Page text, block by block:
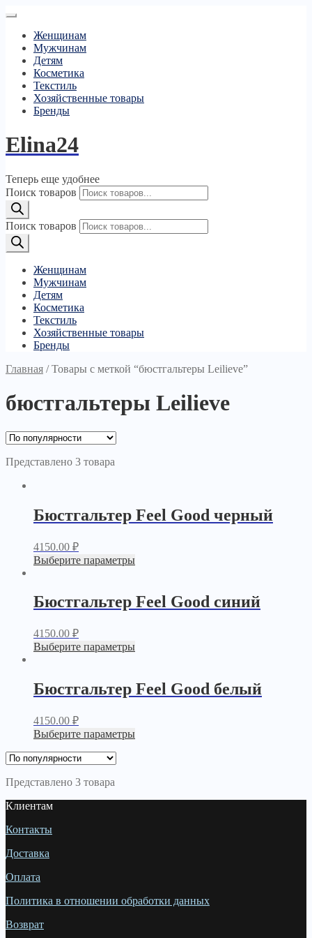
Женщинам
Мужчинам
Детям
Косметика
Текстиль
Хозяйственные товары
Бренды
Elina24
Теперь еще удобнее
Поиск товаров
Поиск товаров
Женщинам
Мужчинам
Детям
Косметика
Текстиль
Хозяйственные товары
Бренды
Главная /Товары с меткой “бюстгальтеры Leilieve”
бюстгальтеры Leilieve
Представлено 3 товара
Бюстгальтер Feel Good черный
4150.00 ₽
Выберите параметры
Бюстгальтер Feel Good синий
4150.00 ₽
Выберите параметры
Бюстгальтер Feel Good белый
4150.00 ₽
Выберите параметры
Представлено 3 товара
Клиентам
Контакты
Доставка
Оплата
Политика в отношении обработки данных
Возврат